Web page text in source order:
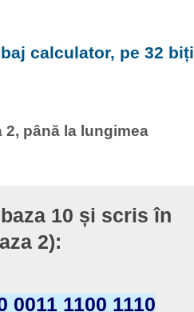
calculator, pe 32 biți
până la lungimea
10 și scris în
2):
0011 1100 1110